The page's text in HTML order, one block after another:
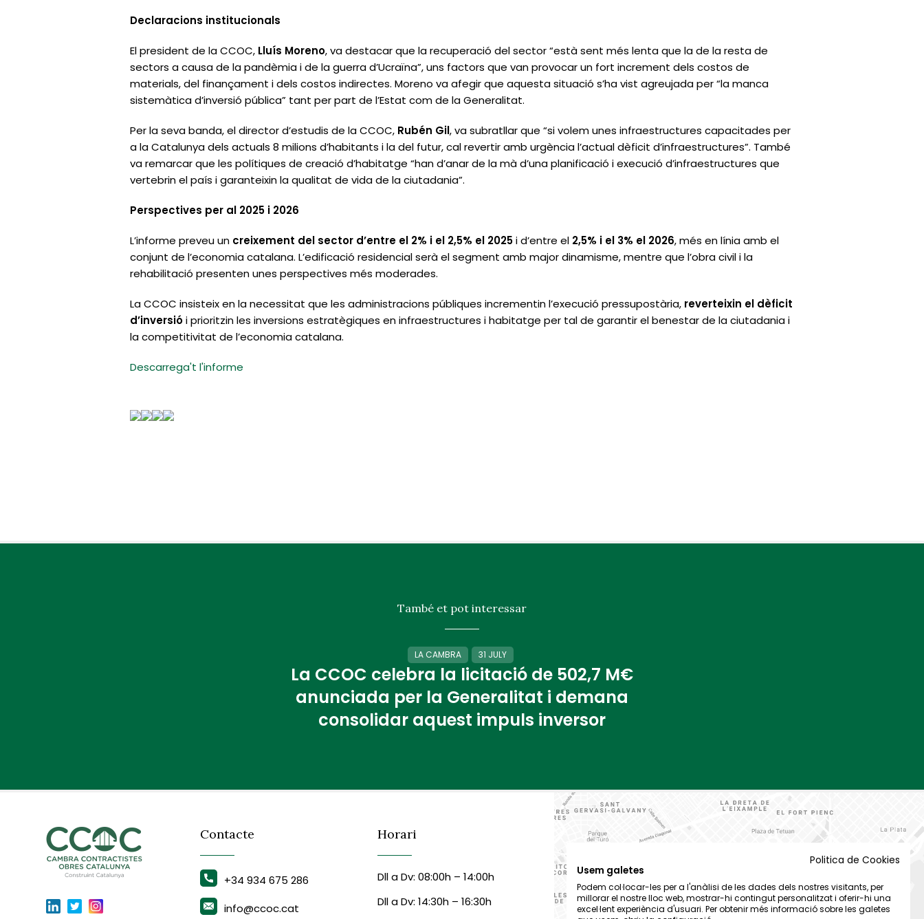
Declaracions institucionals
El president de la CCOC, Lluís Moreno, va destacar que la recuperació del sector “està sent més lenta que la de la resta de
sectors a causa de la pandèmia i de la guerra d’Ucraïna”, uns factors que van provocar un fort increment dels costos de
materials, del finançament i dels costos indirectes. Moreno va afegir que aquesta situació s’ha vist agreujada per “la manca
sistemàtica d’inversió pública” tant per part de l’Estat com de la Generalitat.
Per la seva banda, el director d’estudis de la CCOC, Rubén Gil, va subratllar que “si volem unes infraestructures capacitades per
a la Catalunya dels actuals 8 milions d’habitants i la del futur, cal revertir amb urgència l’actual dèficit d’infraestructures”. També
va remarcar que les polítiques de creació d’habitatge “han d’anar de la mà d’una planificació i execució d’infraestructures que
vertebrin el país i garanteixin la qualitat de vida de la ciutadania”.
Perspectives per al 2025 i 2026
L’informe preveu un creixement del sector d’entre el 2% i el 2,5% el 2025i d’entre el 2,5% i el 3% el 2026, més en línia amb el
conjunt de l’economia catalana. L’edificació residencial serà el segment amb major dinamisme, mentre que l’obra civil i la
rehabilitació presenten unes perspectives més moderades.
La CCOC insisteix en la necessitat que les administracions públiques incrementin l’execució pressupostària, reverteixin el dèficit
d’inversiói prioritzin les inversions estratègiques en infraestructures i habitatge per tal de garantir el benestar de la ciutadania i
la competitivitat de l’economia catalana.
Descarrega't l'informe
També et pot interessar
LA CAMBRA 31 JULY
La CCOC celebra la licitació de 502,7 M€
anunciada per la Generalitat i demana
consolidar aquest impuls inversor
Contacte
+34 934 675 286
info@ccoc.cat
Horari
Dll a Dv: 08:00h – 14:00h
Dll a Dv: 14:30h – 16:30h
Politica de Cookies
Usem galetes
Podem col·locar-les per a l'anàlisi de les dades dels nostres visitants, per
millorar el nostre lloc web, mostrar-hi contingut personalitzat i oferir-hi una
excel·lent experiència d'usuari. Per obtenir més informació sobre les galetes